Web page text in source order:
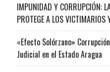
IMPUNIDAD Y CORRUPCIÓN:
PROTEGE A LOS
«Efecto Solórzano»
Judicial en el Estado Aragua